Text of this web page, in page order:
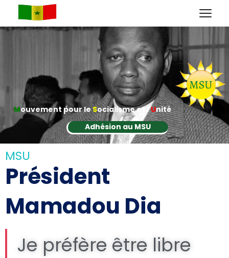
Mouvement pour leSocialisme et l'Unité
Adhésion au MSU
MSU
Président
Mamadou Dia
Je préfère être libre